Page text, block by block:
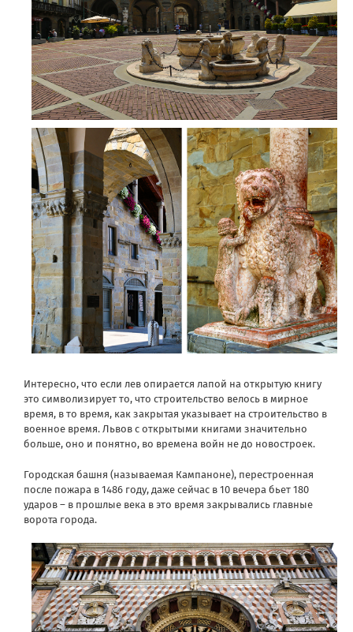
Интересно, что если лев опирается лапой на открытую книгу
это символизирует то, что строительство велось в мирное
время, в то время, как закрытая указывает на строительство в
военное время. Львов с открытыми книгами значительно
больше, оно и понятно, во времена войн не до новостроек.
Городская башня (называемая Кампаноне), перестроенная
после пожара в 1486 году, даже сейчас в 10 вечера бьет 180
ударов – в прошлые века в это время закрывались главные
ворота города.